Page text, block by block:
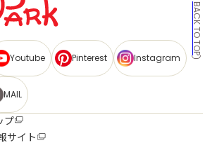
BACK TO TOP
Youtube Pinterest Instagram
MAIL
プ
サイト